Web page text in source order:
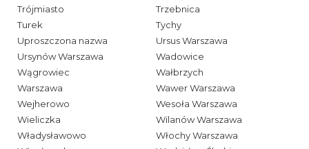
Trójmiasto
Trzebnica
Turek
Tychy
Uproszczona nazwa
Ursus Warszawa
Ursynów Warszawa
Wadowice
Wągrowiec
Wałbrzych
Warszawa
Wawer Warszawa
Wejherowo
Wesoła Warszawa
Wieliczka
Wilanów Warszawa
Władysławowo
Włochy Warszawa